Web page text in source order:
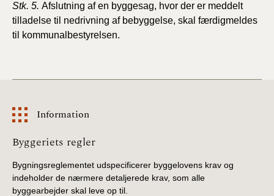
Stk. 5. Afslutning af en byggesag, hvor der er meddelt
tilladelse til nedrivning af bebyggelse, skal færdigmeldes
til
kommunalbestyrelsen.
Information
Information
Byggeriets regler
Bygningsreglementet udspecificerer byggelovens krav og
indeholder de nærmere detaljerede krav, som alle
byggearbejder skal leve op til.